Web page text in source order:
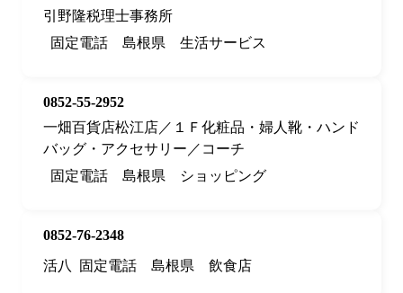
引野隆税理士事務所
固定電話
島根県 生活サービス
0852-55-2952
一畑百貨店松江店／１Ｆ化粧品・婦人靴・ハンド
バッグ・アクセサリー／コーチ
固定電話
島根県 ショッピング
0852-76-2348
活八
固定電話 島根県 飲食店